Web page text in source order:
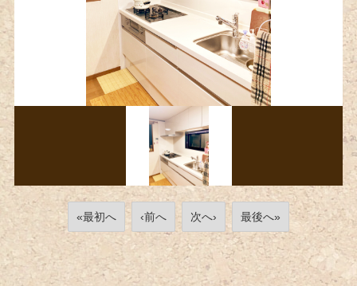
«最初へ ‹前へ 次へ› 最後へ»